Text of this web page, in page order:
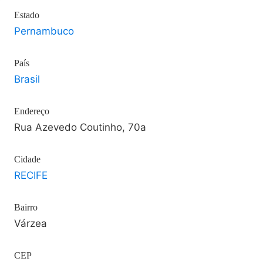
Estado
Pernambuco
País
Brasil
Endereço
Rua Azevedo Coutinho, 70a
Cidade
RECIFE
Bairro
Várzea
CEP